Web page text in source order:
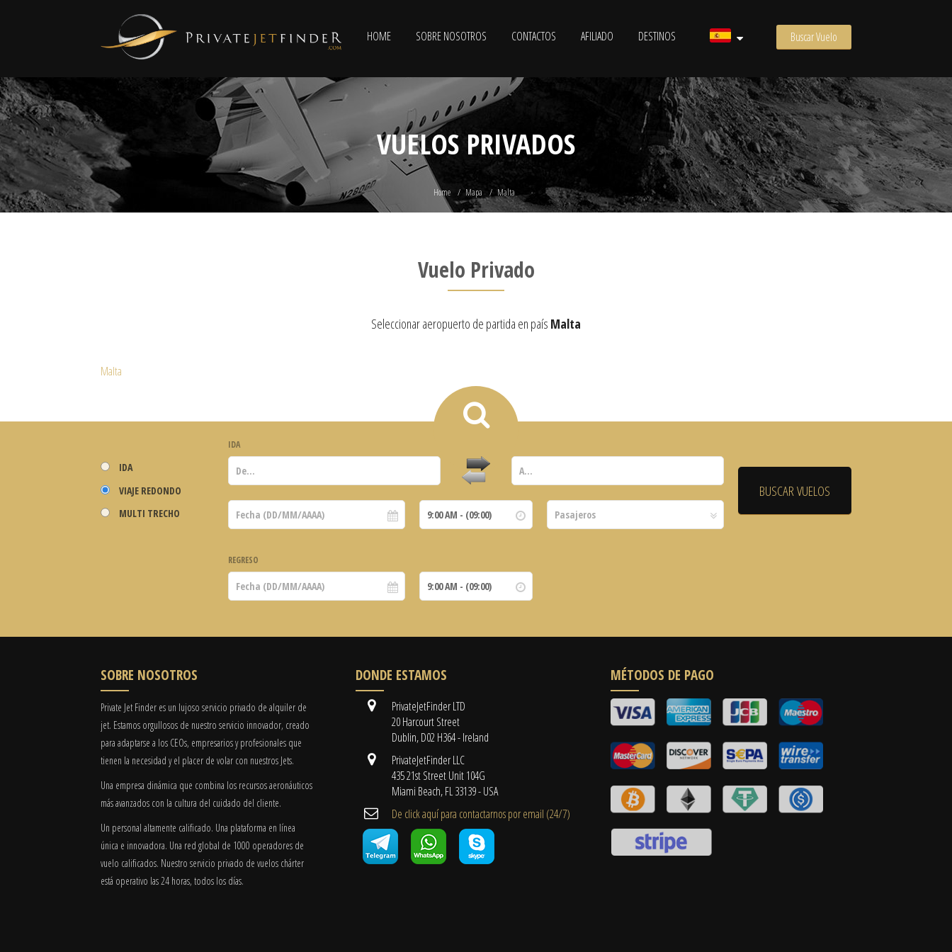
HOME SOBRE NOSOTROS CONTACTOS AFILIADO DESTINOS Buscar Vuelo
VUELOS PRIVADOS
Home Mapa Malta
Vuelo Privado
Seleccionar aeropuerto de partida en país Malta
Malta
IDA
VIAJE REDONDO
MULTI TRECHO
IDA
REGRESO
SOBRE NOSOTROS
Private Jet Finder es un lujoso servicio privado de alquiler de
jet. Estamos orgullosos de nuestro servicio innovador, creado
para adaptarse a los CEOs, empresarios y profesionales que
tienen la necesidad y el placer de volar con nuestros Jets.
Una empresa dinámica que combina los recursos aeronáuticos
más avanzados con la cultura del cuidado del cliente.
Un personal altamente calificado. Una plataforma en línea
única e innovadora. Una red global de 1000 operadores de
vuelo calificados. Nuestro servicio privado de vuelos chárter
está operativo las 24 horas, todos los días.
DONDE ESTAMOS
PrivateJetFinder LTD
20 Harcourt Street
Dublin, D02 H364 - Ireland
PrivateJetFinder LLC
435 21st Street Unit 104G
Miami Beach, FL 33139 - USA
De click aquí para contactarnos por email ​(24/7)
MÉTODOS DE PAGO